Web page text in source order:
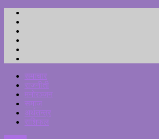
समाचार
राजनीती
मनोरञ्जन
समाज
अर्थतन्त्र
राशिफल